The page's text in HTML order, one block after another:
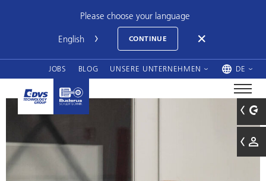
Please choose your language
CONTINUE
JOBS BLOG UNSERE UNTERNEHMEN DE